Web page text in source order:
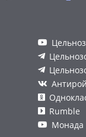
Антирой
Rumble
Монада